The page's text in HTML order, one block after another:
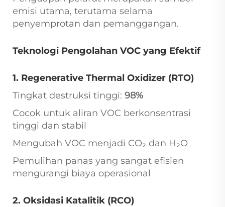
emisi utama, terutama selama
penyemprotan dan pemanggangan.
Teknologi Pengolahan VOC yang Efektif
1. Regenerative Thermal Oxidizer (RTO)
Tingkat destruksi tinggi: 98%
Cocok untuk aliran VOC berkonsentrasi
tinggi dan stabil
Mengubah VOC menjadi CO₂ dan H₂O
Pemulihan panas yang sangat efisien
mengurangi biaya operasional
2. Oksidasi Katalitik (RCO)